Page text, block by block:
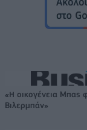
«Η οικογένεια Μπας
Βιλερμπάν»